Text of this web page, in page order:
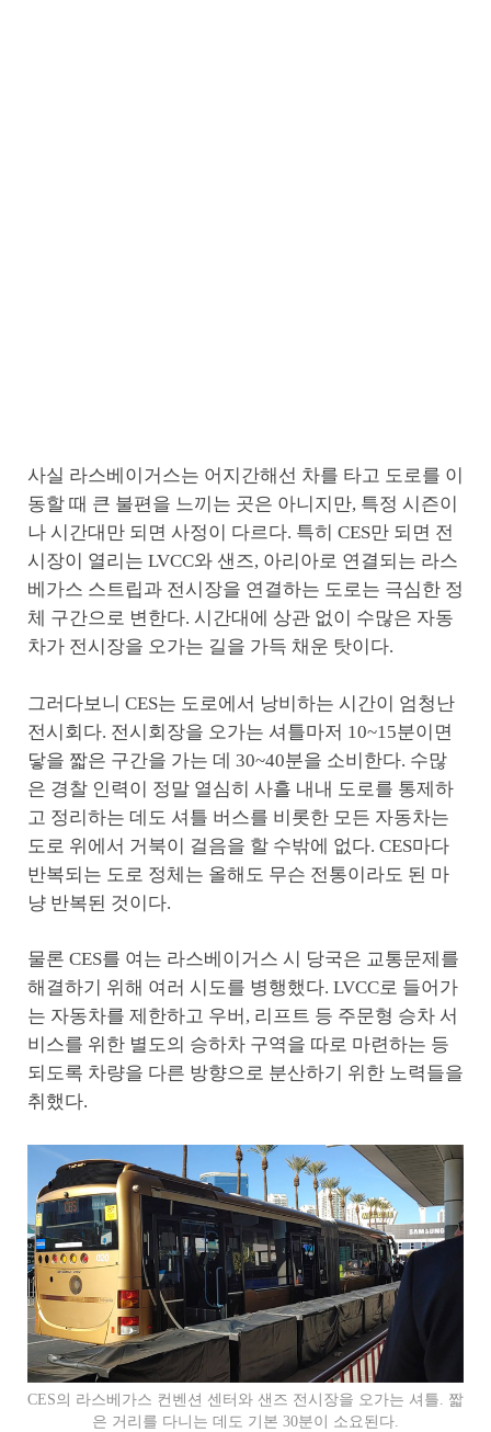
사실 라스베이거스는 어지간해선 차를 타고 도로를 이
동할 때 큰 불편을 느끼는 곳은 아니지만, 특정 시즌이
나 시간대만 되면 사정이 다르다. 특히 CES만 되면 전
시장이 열리는 LVCC와 샌즈, 아리아로 연결되는 라스
베가스 스트립과 전시장을 연결하는 도로는 극심한 정
체 구간으로 변한다. 시간대에 상관 없이 수많은 자동
차가 전시장을 오가는 길을 가득 채운 탓이다.
그러다보니 CES는 도로에서 낭비하는 시간이 엄청난
전시회다. 전시회장을 오가는 셔틀마저 10~15분이면
닿을 짧은 구간을 가는 데 30~40분을 소비한다. 수많
은 경찰 인력이 정말 열심히 사흘 내내 도로를 통제하
고 정리하는 데도 셔틀 버스를 비롯한 모든 자동차는
도로 위에서 거북이 걸음을 할 수밖에 없다. CES마다
반복되는 도로 정체는 올해도 무슨 전통이라도 된 마
냥 반복된 것이다.
물론 CES를 여는 라스베이거스 시 당국은 교통문제를
해결하기 위해 여러 시도를 병행했다. LVCC로 들어가
는 자동차를 제한하고 우버, 리프트 등 주문형 승차 서
비스를 위한 별도의 승하차 구역을 따로 마련하는 등
되도록 차량을 다른 방향으로 분산하기 위한 노력들을
취했다.
CES의 라스베가스 컨벤션 센터와 샌즈 전시장을 오가는 셔틀. 짧
은 거리를 다니는 데도 기본 30분이 소요된다.